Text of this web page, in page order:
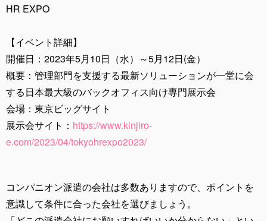
HR EXPO
【イベント詳細】
開催日：2023年5月10日（水）～5月12日(金）
概要：管理部門を支援する最新ソリューションが一堂に会
する日本最大級のバックオフィス向け専門展示会
会場：東京ビッグサイト
展示会サイト： https://www.kinjiro-
e.com/2023/04/tokyohrexpo2023/
コンパニオン派遣の会社は多数ありますので、ポイントを
意識して条件に合った会社を選びましょう。